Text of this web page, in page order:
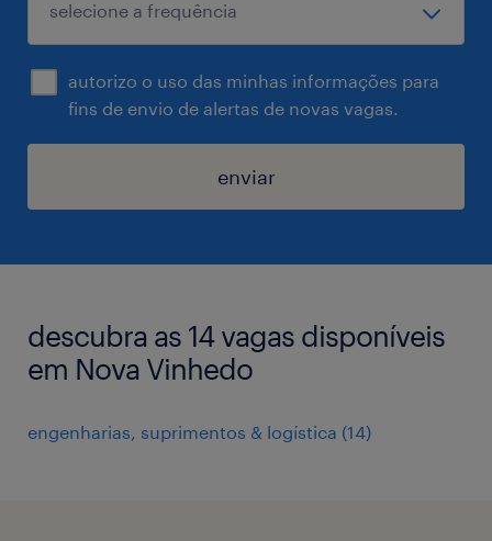
autorizo o uso das minhas informações para
fins de envio de alertas de novas vagas.
enviar
descubra as 14 vagas disponíveis
em Nova Vinhedo
engenharias, suprimentos & logística (14)